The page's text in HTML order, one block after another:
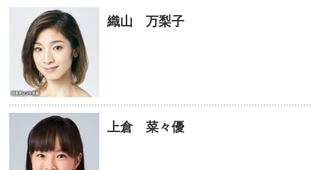
織山 万梨子
上倉 菜々優